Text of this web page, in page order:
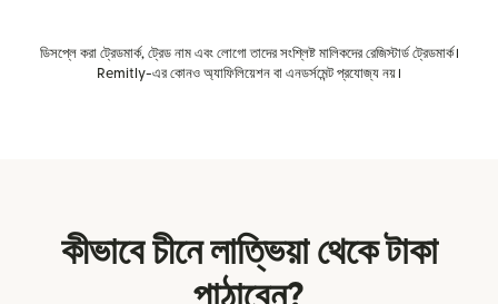
ডিসপ্লে করা ট্রেডমার্ক, ট্রেড নাম এবং লোগো তাদের সংশ্লিষ্ট মালিকদের রেজিস্টার্ড ট্রেডমার্ক।
Remitly-এর কোনও অ্যাফিলিয়েশন বা এনডর্সমেন্ট প্রযোজ্য নয়।
কীভাবে চীনে লাত্ভিয়া থেকে টাকা